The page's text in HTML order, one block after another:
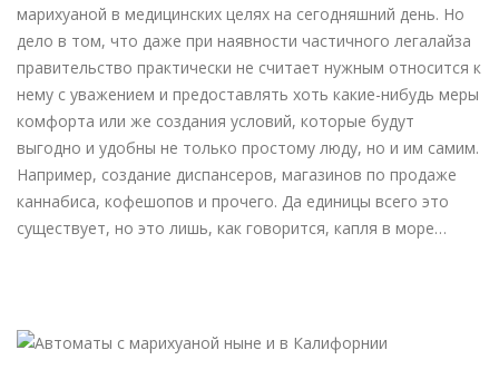
марихуаной в медицинских целях на сегодняшний день. Но
дело в том, что даже при наявности частичного легалайза
правительство практически не считает нужным относится к
нему с уважением и предоставлять хоть какие-нибудь меры
комфорта или же создания условий, которые будут
выгодно и удобны не только простому люду, но и им самим.
Например, создание диспансеров, магазинов по продаже
каннабиса, кофешопов и прочего. Да единицы всего это
существует, но это лишь, как говорится, капля в море…